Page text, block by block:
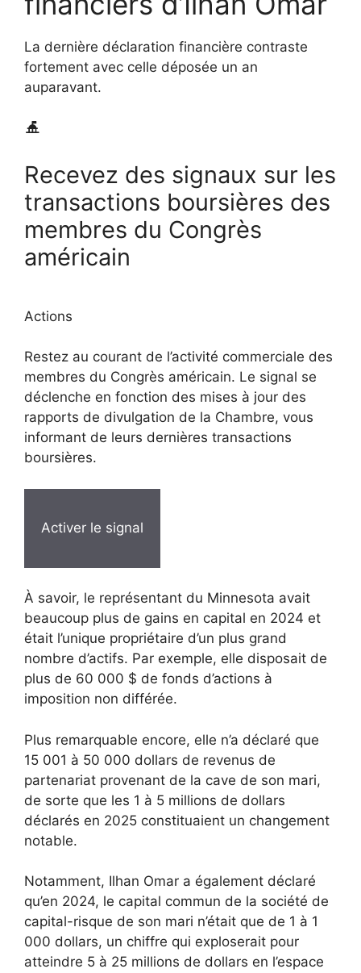
La dernière déclaration financière contraste
fortement avec celle déposée un an
auparavant.
Recevez des signaux sur les
transactions boursières des
membres du Congrès
américain
Actions
Restez au courant de l’activité commerciale des
membres du Congrès américain. Le signal se
déclenche en fonction des mises à jour des
rapports de divulgation de la Chambre, vous
informant de leurs dernières transactions
boursières.
Activer le signal
À savoir, le représentant du Minnesota avait
beaucoup plus de gains en capital en 2024 et
était l’unique propriétaire d’un plus grand
nombre d’actifs. Par exemple, elle disposait de
plus de 60 000 $ de fonds d’actions à
imposition non différée.
Plus remarquable encore, elle n’a déclaré que
15 001 à 50 000 dollars de revenus de
partenariat provenant de la cave de son mari,
de sorte que les 1 à 5 millions de dollars
déclarés en 2025 constituaient un changement
notable.
Notamment, Ilhan Omar a également déclaré
qu’en 2024, le capital commun de la société de
capital-risque de son mari n’était que de 1 à 1
000 dollars, un chiffre qui exploserait pour
atteindre 5 à 25 millions de dollars en l’espace